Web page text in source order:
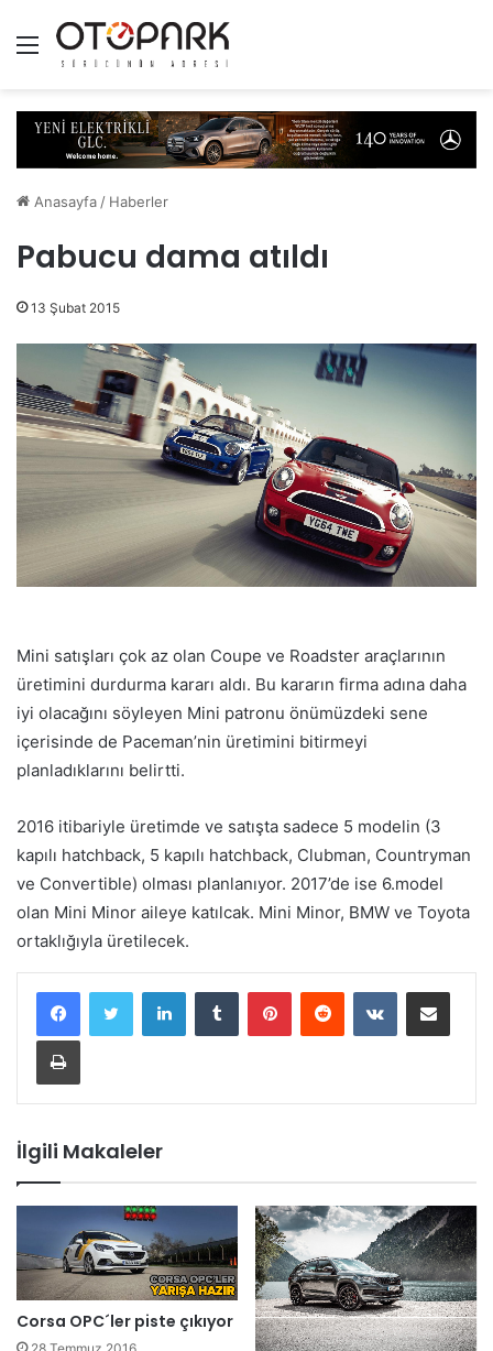
Menü
Anasayfa / Haberler
Pabucu dama atıldı
13 Şubat 2015
Mini satışları çok az olan Coupe ve Roadster araçlarının
üretimini durdurma kararı aldı. Bu kararın firma adına daha
iyi olacağını söyleyen Mini patronu önümüzdeki sene
içerisinde de Paceman’nin üretimini bitirmeyi
planladıklarını belirtti.
2016 itibariyle üretimde ve satışta sadece 5 modelin (3
kapılı hatchback, 5 kapılı hatchback, Clubman, Countryman
ve Convertible) olması planlanıyor. 2017’de ise 6.model
olan Mini Minor aileye katılcak. Mini Minor, BMW ve Toyota
ortaklığıyla üretilecek.
İlgili Makaleler
Corsa OPC´ler piste çıkıyor